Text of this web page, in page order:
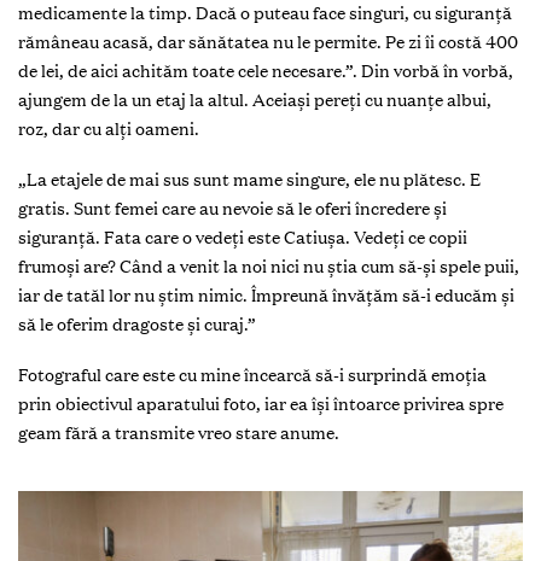
medicamente la timp. Dacă o puteau face singuri, cu siguranță
rămâneau acasă, dar sănătatea nu le permite. Pe zi îi costă 400
de lei, de aici achităm toate cele necesare.”. Din vorbă în vorbă,
ajungem de la un etaj la altul. Aceiași pereți cu nuanțe albui,
roz, dar cu alți oameni.
„La etajele de mai sus sunt mame singure, ele nu plătesc. E
gratis. Sunt femei care au nevoie să le oferi încredere și
siguranță. Fata care o vedeți este Catiușa. Vedeți ce copii
frumoși are? Când a venit la noi nici nu știa cum să-și spele puii,
iar de tatăl lor nu știm nimic. Împreună învățăm să-i educăm și
să le oferim dragoste și curaj.”
Fotograful care este cu mine încearcă să-i surprindă emoția
prin obiectivul aparatului foto, iar ea își întoarce privirea spre
geam fără a transmite vreo stare anume.